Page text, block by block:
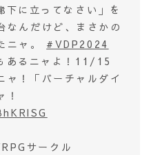
下に立ってなさい」を
なんだけど、まさかの
ニャ。 #VDP2024
あるニャよ！11/15
ャ！「バーチャルダイ
サークル